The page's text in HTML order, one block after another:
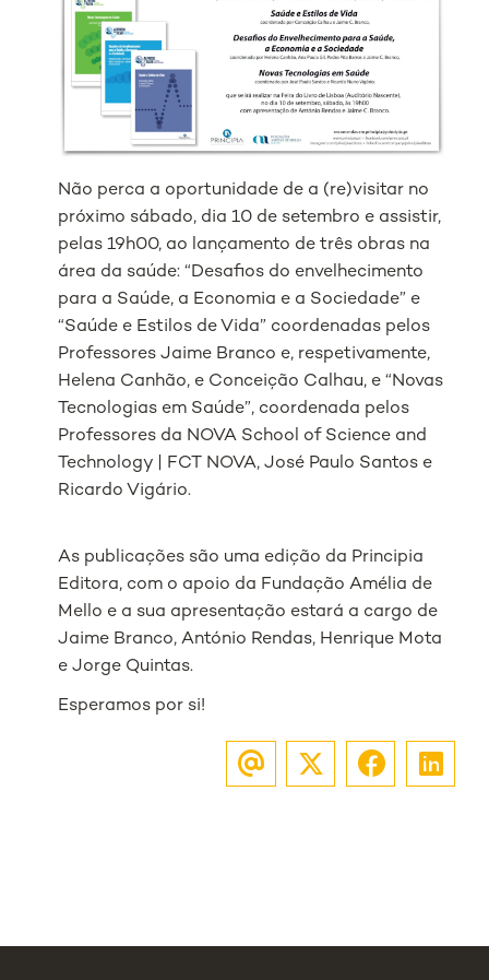
Não perca a oportunidade de a (re)visitar no
próximo sábado, dia 10 de setembro e assistir,
pelas 19h00, ao lançamento de três obras na
área da saúde:“Desafios do envelhecimento
para a Saúde, a Economia e a Sociedade” e
“Saúde e Estilos de Vida” coordenadas pelos
Professores Jaime Branco e, respetivamente,
Helena Canhão, e Conceição Calhau, e“Novas
Tecnologias em Saúde”, coordenada pelos
Professores da NOVA School of Science and
Technology | FCT NOVA, José Paulo Santos e
Ricardo Vigário.
As publicações são uma edição da Principia
Editora, com o apoio da Fundação Amélia de
Mello e a sua apresentação estará a cargo de
Jaime Branco, António Rendas, Henrique Mota
e Jorge Quintas.
Esperamos por si!